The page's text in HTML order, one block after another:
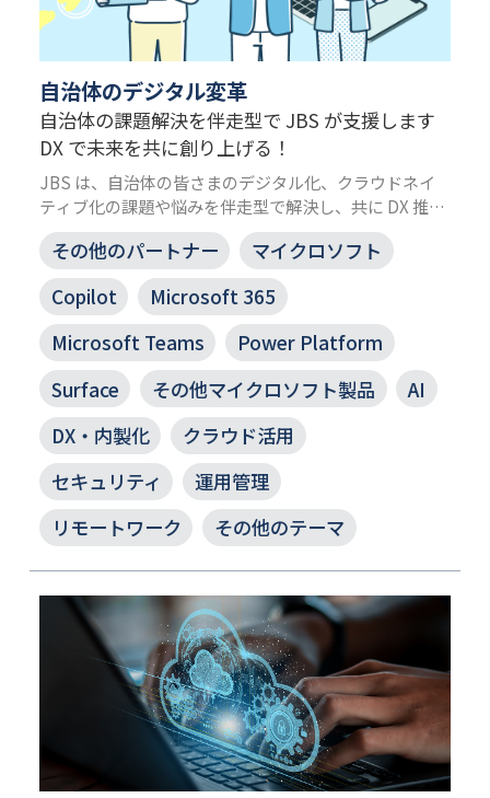
自治体のデジタル変革
自治体の課題解決を伴走型で JBS が支援します
DX で未来を共に創り上げる！
JBS は、自治体の皆さまのデジタル化、クラウドネイ
ティブ化の課題や悩みを伴走型で解決し、共に DX 推進
します。全国の自治体の皆さまに寄り添ってきた実績を
もとに、課題の明確化から運用、利活用支援までワンス
トップで支援します。
その他のパートナー
マイクロソフト
Copilot
Microsoft 365
Microsoft Teams
Power Platform
Surface
その他マイクロソフト製品
AI
DX・内製化
クラウド活用
セキュリティ
運用管理
リモートワーク
その他のテーマ